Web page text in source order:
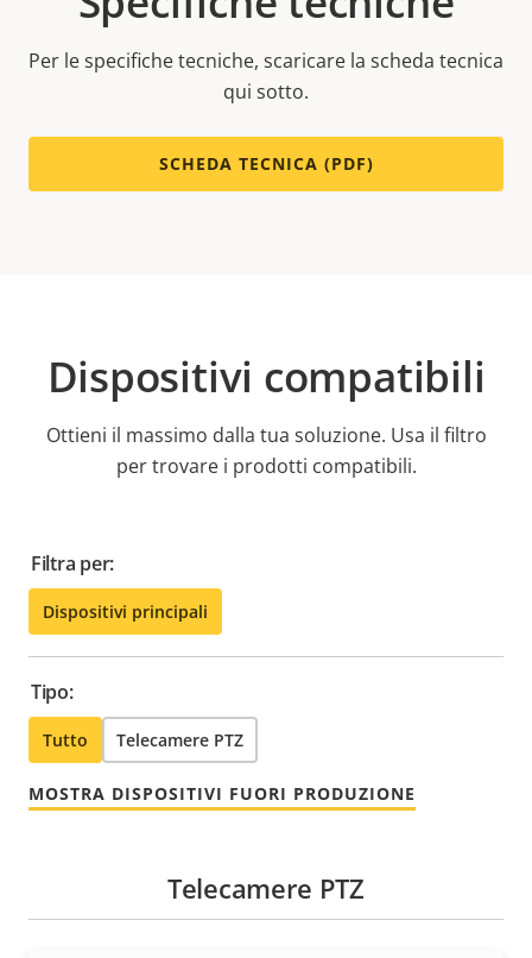
Per le specifiche tecniche, scaricare la scheda tecnica
qui sotto.
SCHEDA TECNICA (PDF)
Dispositivi compatibili
Ottieni il massimo dalla tua soluzione. Usa il filtro
per trovare i prodotti compatibili.
Filtra per:
Dispositivi principali
Tipo:
Tutto Telecamere PTZ
MOSTRA DISPOSITIVI FUORI PRODUZIONE
Telecamere PTZ